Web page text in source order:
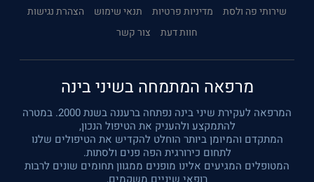
שירותי פה ולסת
מדיניות פרטיות תנאי שימוש
הצהרת נגישות
חוות דעת
צור קשר
מרפאה המתמחה בשיני בינה
המרפאה לעקירת שיני בינה נפתחה ברעננה בשנת 2000. במטרה
להתמקצע ולהעניק את הטיפול הנכון,
המתקדם והמיומן ביותר הוחלט להקדיש את הטיפולים שלנו
לתחום כירורגית הפה פנים ולסתות.
המטופלים המגיעים אלינו מופנים ממגוון תחומים שונים לרבות